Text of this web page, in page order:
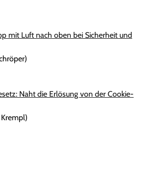
mit Luft nach oben bei Sicherheit und
Naht die Erlösung von der Cookie-